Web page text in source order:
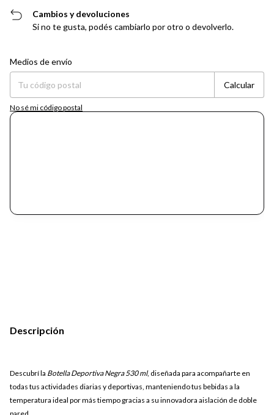
Cambios y devoluciones
Si no te gusta, podés cambiarlo por otro o devolverlo.
Entregas para el CP:
Medios de envío
Calcular
No sé mi código postal
Descripción
Descubrí la Botella Deportiva Negra 530 ml, diseñada para acompañarte en
todas tus actividades diarias y deportivas, manteniendo tus bebidas a la
temperatura ideal por más tiempo gracias a su innovadora aislación de doble